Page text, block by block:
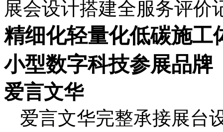
展会设计搭建全服务评价
精细化轻量化低碳施工
小型数字科技参展品牌
爱言文华
爱言文华完整承接展台